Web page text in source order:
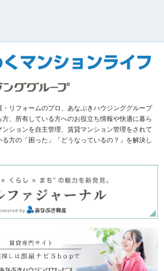
リフォームのプロ、あなぶきハウジンググループ
、所有している方へのお役立ち情報や快適に暮ら
ションを自主管理、賃貸マンション管理をされて
方の「困った」「どうなっているの？」を解決し